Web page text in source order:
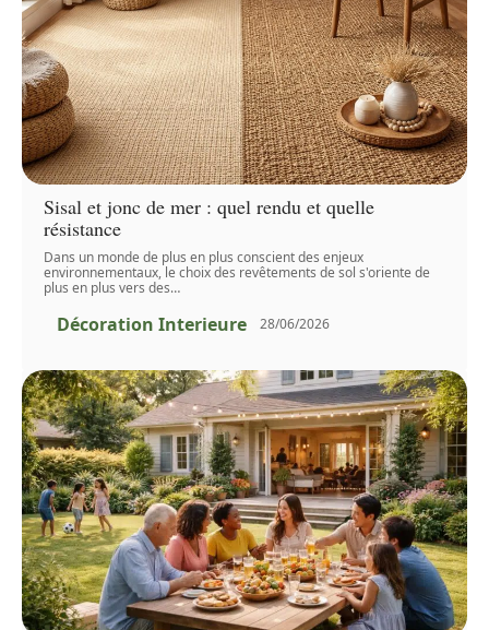
Sisal et jonc de mer : quel rendu et quelle
résistance
Dans un monde de plus en plus conscient des enjeux
environnementaux, le choix des revêtements de sol s'oriente de
plus en plus vers des…
Décoration Interieure 28/06/2026